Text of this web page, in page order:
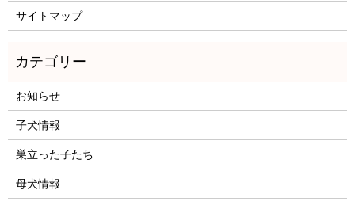
サイトマップ
お知らせ
子犬情報
巣立った子たち
母犬情報